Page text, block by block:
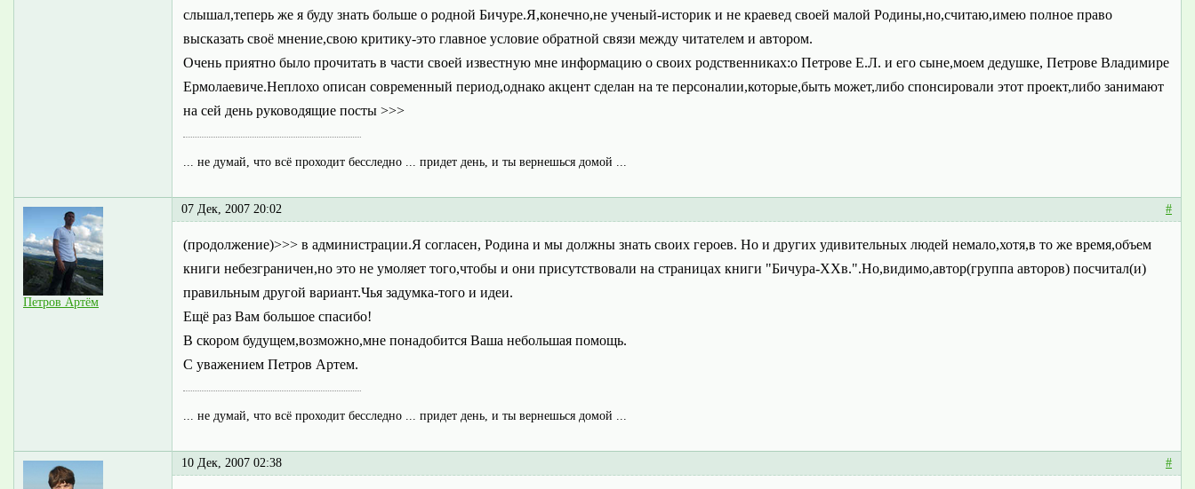
слышал,теперь же я буду знать больше о родной Бичуре.Я,конечно,не ученый-историк и не краевед своей малой Родины,но,считаю,имею полное право
высказать своё мнение,свою критику-это главное условие обратной связи между читателем и автором.
Очень приятно было прочитать в части своей известную мне информацию о своих родственниках:о Петрове Е.Л. и его сыне,моем дедушке, Петрове Владимире
Ермолаевиче.Неплохо описан современный период,однако акцент сделан на те персоналии,которые,быть может,либо спонсировали этот проект,либо занимают
на сей день руководящие посты >>>
... не думай, что всё проходит бесследно ... придет день, и ты вернешься домой ...
Петров Артём
07 Дек, 2007 20:02 #
(продолжение)>>> в администрации.Я согласен, Родина и мы должны знать своих героев. Но и других удивительных людей немало,хотя,в то же время,объем
книги небезграничен,но это не умоляет того,чтобы и они присутствовали на страницах книги "Бичура-XXв.".Но,видимо,автор(группа авторов) посчитал(и)
правильным другой вариант.Чья задумка-того и идеи.
Ещё раз Вам большое спасибо!
В скором будущем,возможно,мне понадобится Ваша небольшая помощь.
С уважением Петров Артем.
... не думай, что всё проходит бесследно ... придет день, и ты вернешься домой ...
10 Дек, 2007 02:38 #